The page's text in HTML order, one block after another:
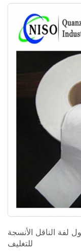
لفة الناقل الأنسجة
للتغليف